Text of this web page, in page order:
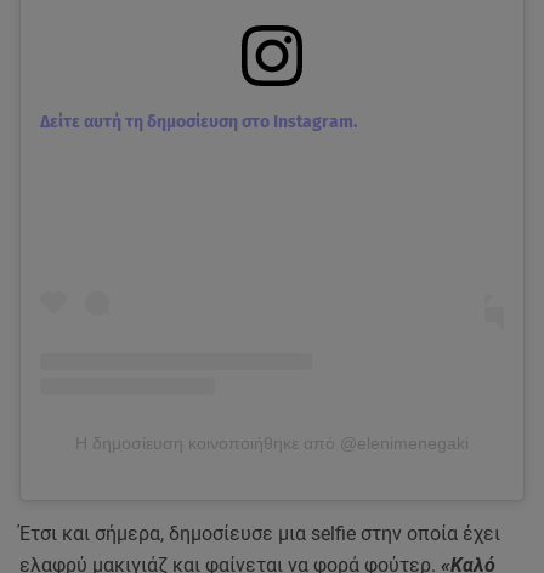
Δείτε αυτή τη δημοσίευση στο Instagram.
Η δημοσίευση κοινοποιήθηκε από @elenimenegaki
Έτσι και σήμερα, δημοσίευσε μια selfie στην οποία έχει
ελαφρύ μακιγιάζ και φαίνεται να φορά φούτερ. «Καλό